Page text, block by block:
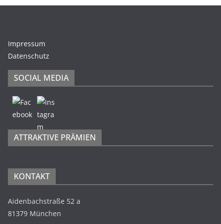
Impressum
Datenschutz
SOCIAL MEDIA
ATTRAKTIVE PRÄMIEN
KONTAKT
Aidenbachstraße 52 a
81379 München